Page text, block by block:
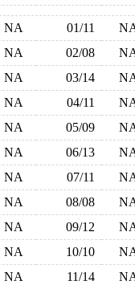
NA 01/11
NA 02/08
NA 03/14
NA 04/11
NA 05/09
NA 06/13
NA 07/11
NA 08/08
NA 09/12
NA 10/10
NA 11/14